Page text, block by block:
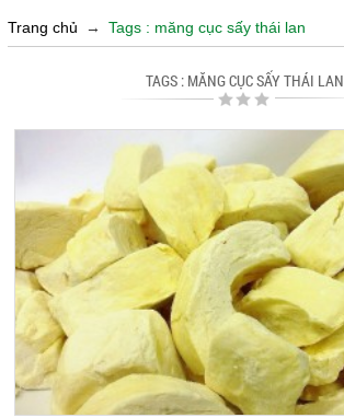
Trang chủ → Tags : măng cục sấy thái lan
TAGS : MĂNG CỤC SẤY THÁI LAN